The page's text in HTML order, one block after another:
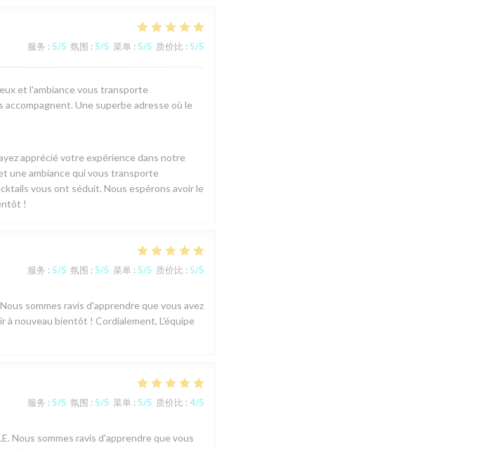
服务 : 5/5 氛围 : 5/5 菜单 : 5/5 质价比 : 5/5
et l'ambiance vous transporte
Une superbe adresse où le
apprécié votre expérience dans notre
une ambiance qui vous transporte
vous ont séduit. Nous espérons avoir le
!
服务 : 5/5 氛围 : 5/5 菜单 : 5/5 质价比 : 5/5
sommes ravis d'apprendre que vous avez
à nouveau bientôt ! Cordialement, L'équipe
服务 : 5/5 氛围 : 5/5 菜单 : 5/5 质价比 : 4/5
Nous sommes ravis d'apprendre que vous